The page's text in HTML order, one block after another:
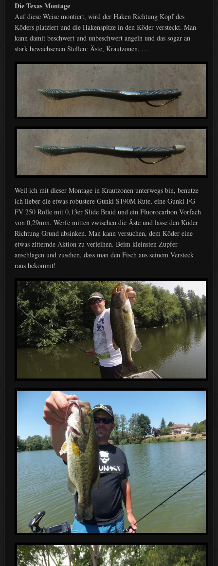
Die Texas Montage
Auf diese Weise montiert, wird der Haken Richtung Kopf des
Köders platziert und die Hakenspitze in den Köder versteckt. Man
kann damit beschwert und unbeschwert angeln und das sogar an
stark bewachsenen Stellen: Äste, Krautzonen, …
Weil ich mit dieser Montage in Krautzonen unterwegs bin, benutze
ich lieber die etwas robustere Gunki S190M Rute, eine Gunki FG
FV 250 Rolle mit 0,13er Slide Braid und ein Fluorocarbon Vorfach
von 0,29mm. Werfe mitten zwischen die Äste und lasse den Köder
Richtung Grund absinken. Man kann versuchen, dem Köder eine
etwas zitternde Aktion zu verleihen. Beim kleinsten Zupfer
anschlagen und zusehen, dass man den Fisch aus seinem Versteck
raus bekommt!